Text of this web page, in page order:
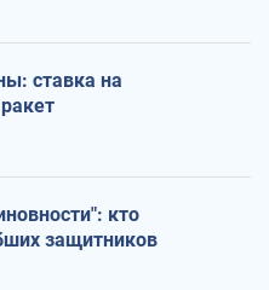
ставка на
кто
защитников